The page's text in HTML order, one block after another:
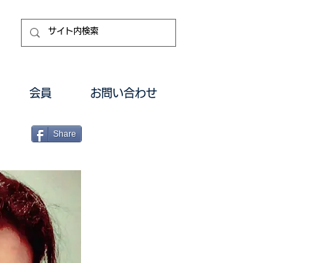
会員 お問い合わせ
Share